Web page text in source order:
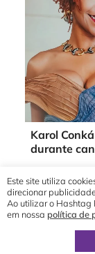
Karol
durante
Este site utiliza
direcionar
Ao utilizar o Hashtag
em nossa política de